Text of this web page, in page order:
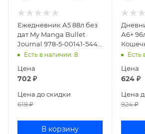
Ежедневник А5 88л без
дат My Manga Bullet
Journal 978-5-00141-544-
2 Есть в наличии: 8
Цена
702 ₽
Цена до скидки
618₽
В корзину
А6+
кожа
Есть
Цена
624₽
Цена
924₽